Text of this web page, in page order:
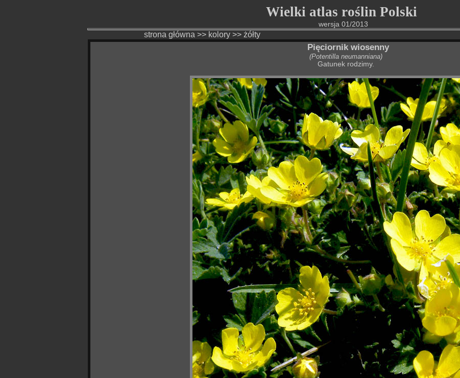
Wielki atlas roślin Polski
wersja 01/2013
strona główna >> kolory >> żółty
Pięciornik wiosenny
(Potentilla neumanniana)
Gatunek rodzimy.